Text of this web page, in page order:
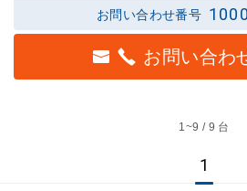
お問い合わせ番号
お問い合わ
1~9 / 9 台
1